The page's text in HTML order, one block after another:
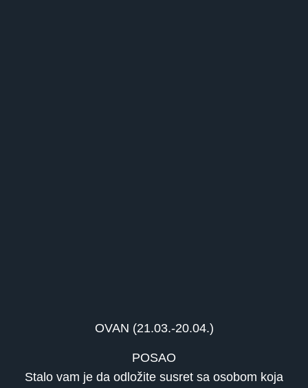
OVAN (21.03.-20.04.)
POSAO
Stalo vam je da odložite susret sa osobom koja